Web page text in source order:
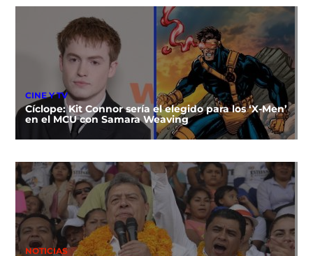
CINE Y TV
Cíclope: Kit Connor sería el elegido para los ‘X-Men’
en el MCU con Samara Weaving
NOTICIAS